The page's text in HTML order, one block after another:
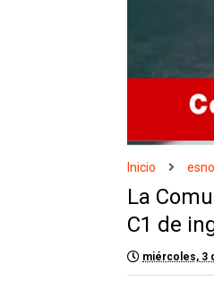
Inicio
La
C1 de
miércoles, 3